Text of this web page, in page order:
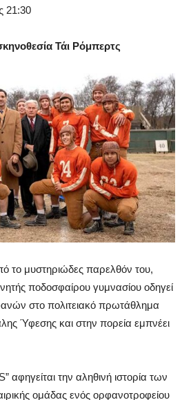
21:30
Τάι Ρόμπερτς
το μυστηριώδες παρελθόν του,
ποδοσφαίρου γυμνασίου οδηγεί
στο πολιτειακό πρωτάθλημα
Ύφεσης και στην πορεία εμπνέει
αφηγείται την αληθινή ιστορία των
ομάδας ενός ορφανοτροφείου